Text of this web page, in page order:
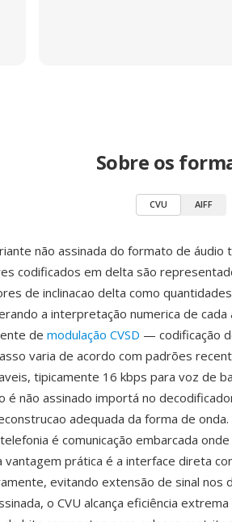
Sobre os
CVU AIFF
não assinada do formato de áudio
codificados em delta são
de inclinacao delta como
a interpretação numerica de
de modulação CVSD — codificação
varia de acordo com padrões
tipicamente 16 kbps para voz de
é não assinado importá no
adequada da forma de
é comunicação embarcada
vantagem prática é a interface direta
evitando extensão de sinal nos
o CVU alcança eficiência